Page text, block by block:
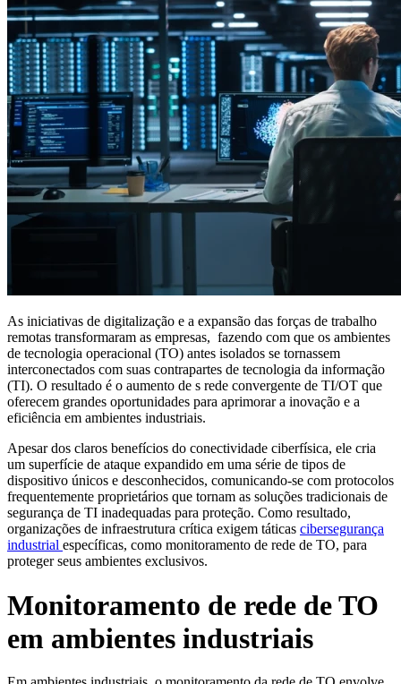
As iniciativas de digitalização e a expansão das forças de trabalho
remotas transformaram as empresas, fazendo com que os ambientes
de tecnologia operacional (TO) antes isolados se tornassem
interconectados com suas contrapartes de tecnologia da informação
(TI). O resultado é o aumento de s rede convergente de TI/OT que
oferecem grandes oportunidades para aprimorar a inovação e a
eficiência em ambientes industriais.
Apesar dos claros benefícios do conectividade ciberfísica, ele cria
um superfície de ataque expandido em uma série de tipos de
dispositivo únicos e desconhecidos, comunicando-se com protocolos
frequentemente proprietários que tornam as soluções tradicionais de
segurança de TI inadequadas para proteção. Como resultado,
organizações de infraestrutura crítica exigem táticas cibersegurança
industrial específicas, como monitoramento de rede de TO, para
proteger seus ambientes exclusivos.
Monitoramento de rede de TO
em ambientes industriais